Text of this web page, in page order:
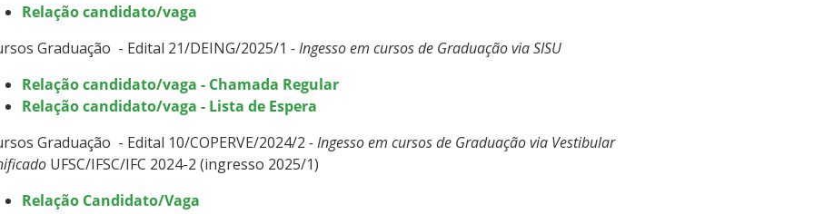
Relação candidato/vaga
Graduação - Edital 21/DEING/2025/1 - Ingesso em cursos de Graduação via SISU
Relação candidato/vaga - Chamada Regular
Relação candidato/vaga - Lista de Espera
Graduação - Edital 10/COPERVE/2024/2 - Ingesso em cursos de Graduação via Vestibular
UFSC/IFSC/IFC 2024-2 (ingresso 2025/1)
Relação Candidato/Vaga